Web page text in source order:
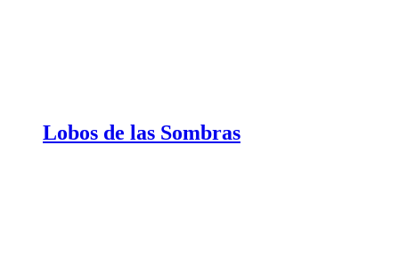
Lobos de las Sombras